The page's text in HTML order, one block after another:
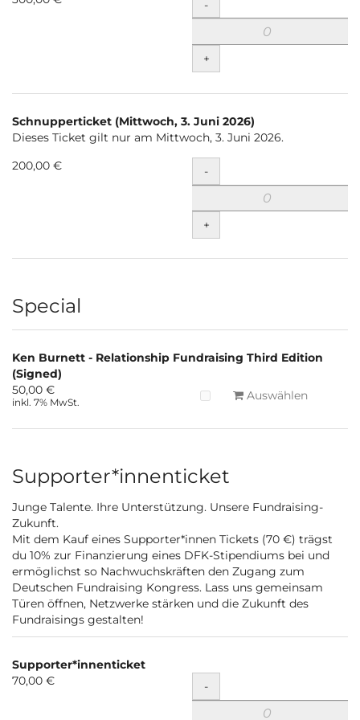
-
+
Schnupperticket (Mittwoch, 3. Juni 2026)
Dieses Ticket gilt nur am Mittwoch, 3. Juni 2026.
200,00 €
Menge
-
+
Special
Ken Burnett - Relationship Fundraising Third Edition
(Signed)
50,00 €
inkl. 7% MwSt. Auswählen
Supporter*innenticket
Junge Talente. Ihre Unterstützung. Unsere Fundraising-
Zukunft.
Mit dem Kauf eines Supporter*innen Tickets (70 €) trägst
du 10% zur Finanzierung eines DFK-Stipendiums bei und
ermöglichst so Nachwuchskräften den Zugang zum
Deutschen Fundraising Kongress. Lass uns gemeinsam
Türen öffnen, Netzwerke stärken und die Zukunft des
Fundraisings gestalten!
Supporter*innenticket
70,00 €
Menge
-